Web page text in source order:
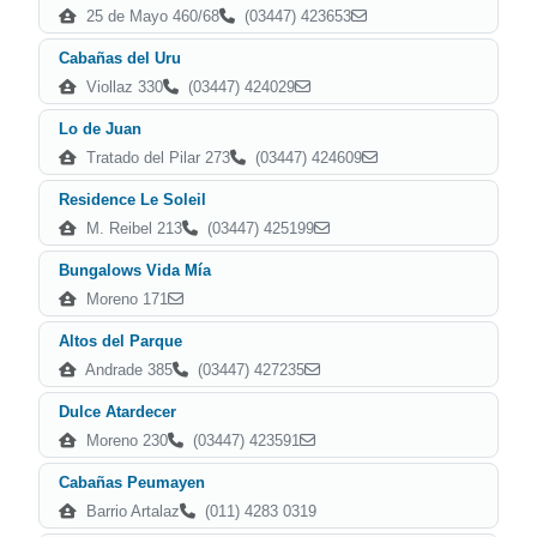
25 de Mayo 460/68 (03447) 423653
Cabañas del Uru
Viollaz 330
(03447) 424029
Lo de Juan
Tratado del Pilar 273
(03447) 424609
Residence Le Soleil
M. Reibel 213
(03447) 425199
Bungalows Vida Mía
Moreno 171
Altos del Parque
Andrade 385
(03447) 427235
Dulce Atardecer
Moreno 230
(03447) 423591
Cabañas Peumayen
Barrio Artalaz
(011) 4283 0319